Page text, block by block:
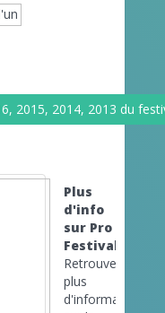
2015, 2014, 2013 du
Plus
d'info
sur Pro
Festivals
Retrouvez
plus
d'informations